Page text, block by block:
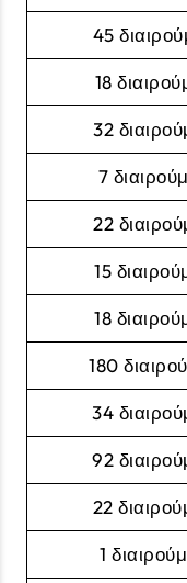
45
18
32
7
22
15
18
180
34
92
22
1